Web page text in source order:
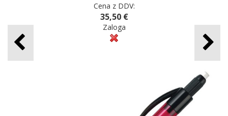
Cena z DDV:
35,50 €
Zaloga